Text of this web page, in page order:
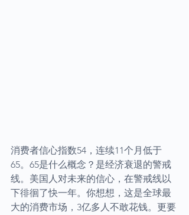
消费者信心指数54，连续11个月低于
65。65是什么概念？是经济衰退的警戒
线。美国人对未来的信心，在警戒线以
下徘徊了快一年。你想想，这是全球最
大的消费市场，3亿多人不敢花钱。更要